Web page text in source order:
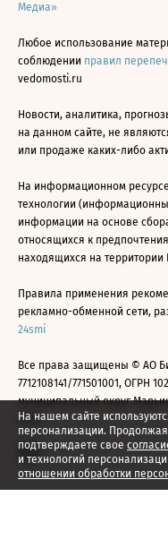
На нашем сайте
персонализации.
подтверждаете свое
и технологий
отношении обработки
Медиа»
Любое использование
соблюдении правил
vedomosti.ru
Новости, аналитика,
на данном сайте, не
или продаже каких-либо
На информационном
технологии
информации на основе
относящихся к
находящихся на
Правила применения
рекламно-обменной сети,
24smi
Все права защищены © АО
7712108141/771501001, ОГРН
муниципальный округ
2026